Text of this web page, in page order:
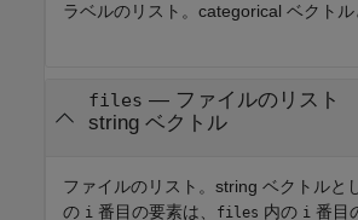
ラベルのリスト。categorical ベクトル
files — ファイルのリスト
string ベクトル
ファイルのリスト。string ベクトルと
の i 番目の要素は、 files 内の i 番目